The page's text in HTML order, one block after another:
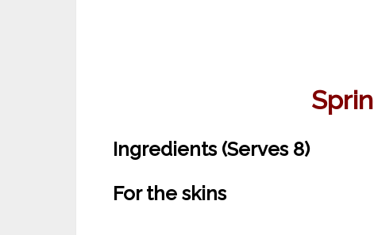
Ingredients (Serves 8)
For the skins